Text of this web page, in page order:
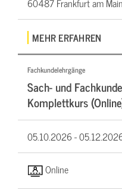
60487 Frankfurt am Main
MEHR ERFAHREN
Fachkundelehrgänge
Sach- und
Komplettkurs
05.10.2026 -
Online